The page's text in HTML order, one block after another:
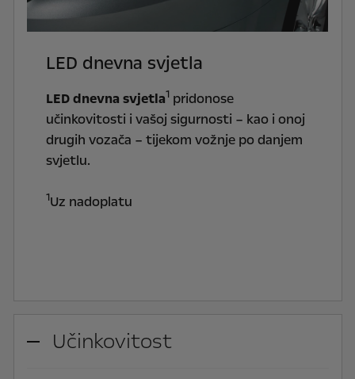
LED dnevna svjetla
LED dnevna svjetla1pridonose
učinkovitosti i vašoj sigurnosti – kao i onoj
drugih vozača – tijekom vožnje po danjem
svjetlu.
1Uz nadoplatu
Učinkovitost